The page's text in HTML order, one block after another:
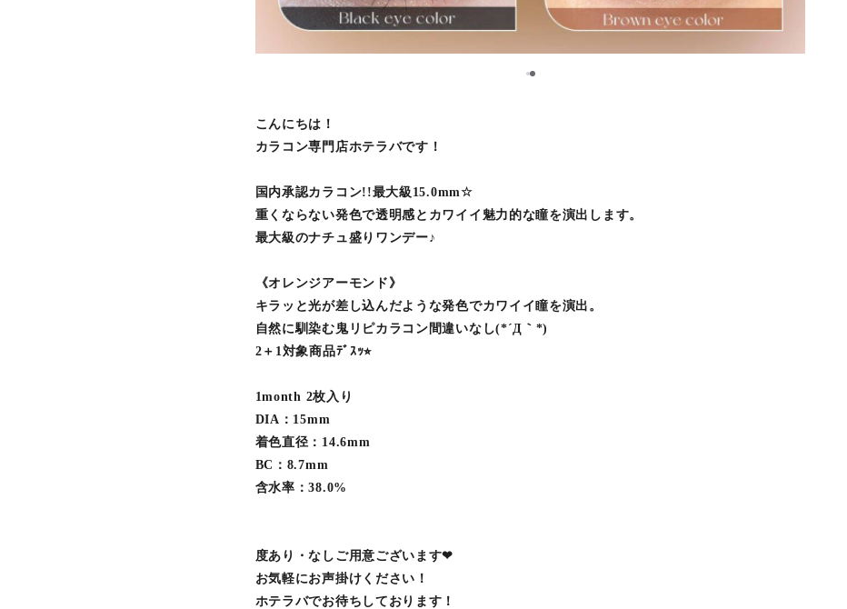
12
こんにちは！
カラコン専門店ホテラバです！
国内承認カラコン!!最大級15.0mm☆
重くならない発色で透明感とカワイイ魅力的な瞳を演出します。
最大級のナチュ盛りワンデー♪
《オレンジアーモンド》
キラッと光が差し込んだような発色でカワイイ瞳を演出。
自然に馴染む鬼リピカラコン間違いなし(*´Д｀*)
2＋1対象商品ﾃﾞｽｯ⭐︎
1month 2枚入り
DIA：15mm
着色直径：14.6mm
BC：8.7mm
含水率：38.0%
度あり・なしご用意ございます❤︎
お気軽にお声掛けください！
ホテラバでお待ちしております！